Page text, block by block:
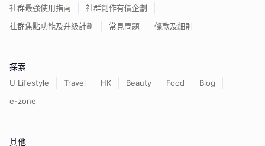
社群最強使用指南
社群創作有價企劃
社群焦點功能及升級計劃
常見問題 條款及細則
探索
U Lifestyle Travel HK Beauty Food
Blog
e-zone
其他